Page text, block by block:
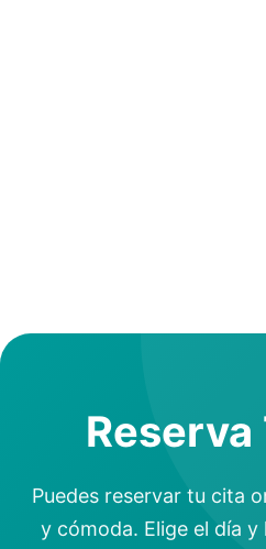
Reserva
Puedes reservar tu cita
y cómoda. Elige el día